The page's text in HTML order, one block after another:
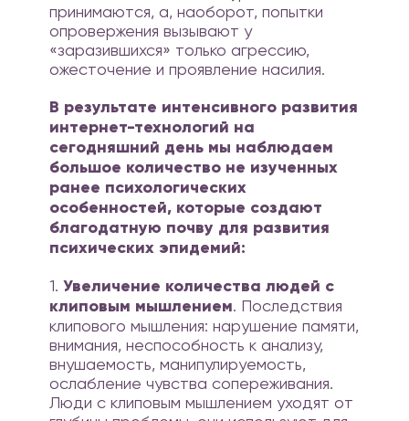
принимаются, а, наоборот, попытки
опровержения вызывают у
«заразившихся» только агрессию,
ожесточение и проявление насилия.
В результате интенсивного развития
интернет-технологий на
сегодняшний день мы наблюдаем
большое количество не изученных
ранее психологических
особенностей, которые создают
благодатную почву для развития
психических эпидемий:
1. Увеличение количества людей с
клиповым мышлением. Последствия
клипового мышления: нарушение памяти,
внимания, неспособность к анализу,
внушаемость, манипулируемость,
ослабление чувства сопереживания.
Люди с клиповым мышлением уходят от